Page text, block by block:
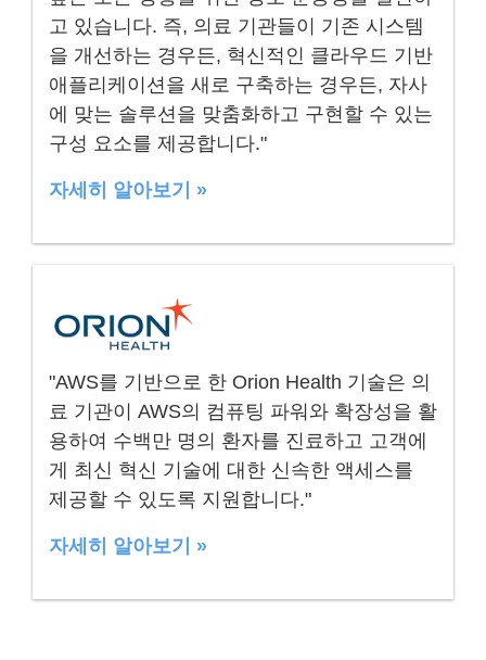
고 있습니다. 즉, 의료 기관들이 기존 시스템
을 개선하는 경우든, 혁신적인 클라우드 기반
애플리케이션을 새로 구축하는 경우든, 자사
에 맞는 솔루션을 맞춤화하고 구현할 수 있는
구성 요소를 제공합니다."
자세히 알아보기 »
"AWS를 기반으로 한 Orion Health 기술은 의
료 기관이 AWS의 컴퓨팅 파워와 확장성을 활
용하여 수백만 명의 환자를 진료하고 고객에
게 최신 혁신 기술에 대한 신속한 액세스를
제공할 수 있도록 지원합니다."
자세히 알아보기 »